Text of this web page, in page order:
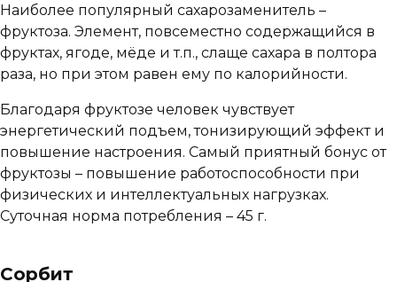
Наиболее популярный сахарозаменитель –
фруктоза. Элемент, повсеместно содержащийся в
фруктах, ягоде, мёде и т.п., слаще сахара в полтора
раза, но при этом равен ему по калорийности.
Благодаря фруктозе человек чувствует
энергетический подъем, тонизирующий эффект и
повышение настроения. Самый приятный бонус от
фруктозы – повышение работоспособности при
физических и интеллектуальных нагрузках.
Суточная норма потребления – 45 г.
Сорбит